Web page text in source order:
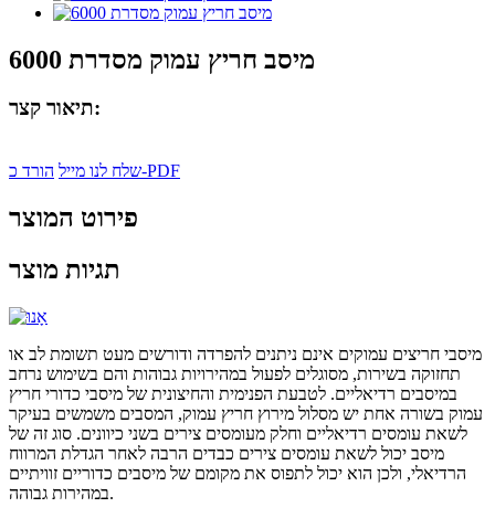
מיסב חריץ עמוק מסדרת 6000
תיאור קצר:
שלח לנו מיילהורד כ-PDF
פירוט המוצר
תגיות מוצר
מיסבי חריצים עמוקים אינם ניתנים להפרדה ודורשים מעט תשומת לב או
תחזוקה בשירות, מסוגלים לפעול במהירויות גבוהות והם בשימוש נרחב
במיסבים רדיאליים. לטבעת הפנימית והחיצונית של מיסבי כדורי חריץ
עמוק בשורה אחת יש מסלול מירוץ חריץ עמוק, המסבים משמשים בעיקר
לשאת עומסים רדיאליים וחלק מעומסים צירים בשני כיוונים. סוג זה של
מיסב יכול לשאת עומסים צירים כבדים הרבה לאחר הגדלת המרווח
הרדיאלי, ולכן הוא יכול לתפוס את מקומם של מיסבים כדוריים זוויתיים
במהירות גבוהה.